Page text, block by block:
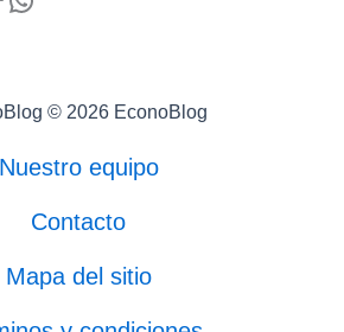
© 2026 EconoBlog
Nuestro equipo
Contacto
Mapa del sitio